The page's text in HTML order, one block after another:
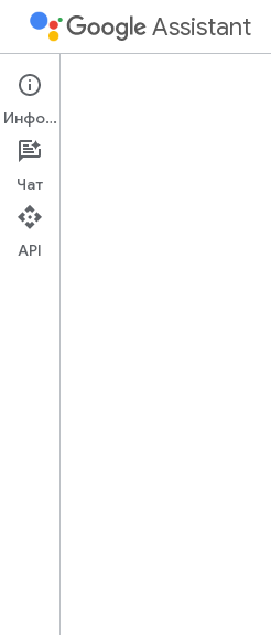
Assistant
Conversational Actions
Путеводители
Информация
Чат
API